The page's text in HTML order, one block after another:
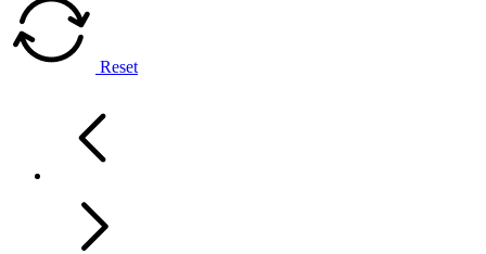
Reset